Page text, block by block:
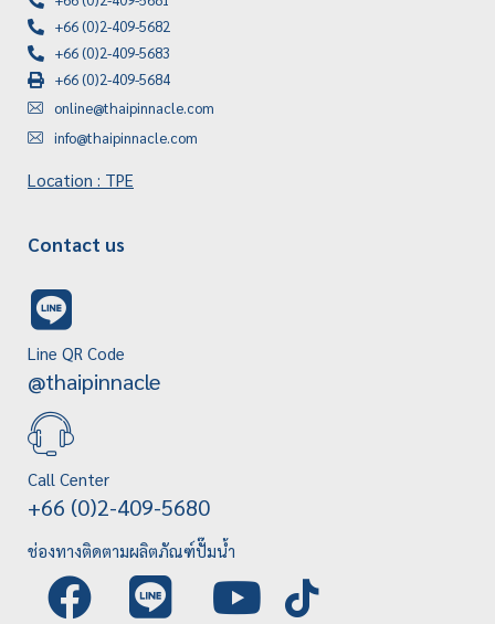
+66 (0)2-409-5682
+66 (0)2-409-5683
+66 (0)2-409-5684
online@thaipinnacle.com
info@thaipinnacle.com
Location : TPE
Contact us
Line QR Code
@thaipinnacle
Call Center
+66 (0)2-409-5680
ช่องทางติดตามผลิตภัณฑ์ปั๊มน้ำ